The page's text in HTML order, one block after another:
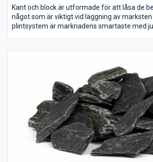
Kant och block är utformade för att låsa de
något som är viktigt vid läggning av
plintsystem är marknadens smartaste med